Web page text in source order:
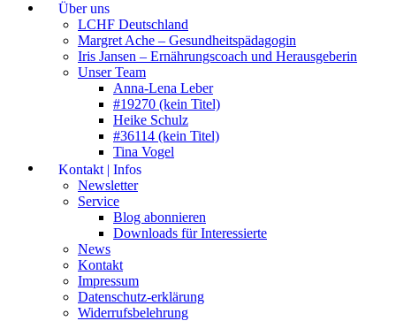
Über uns
LCHF Deutschland
Margret Ache – Gesundheitspädagogin
Iris Jansen – Ernährungscoach und Herausgeberin
Unser Team
Anna-Lena Leber
#19270 (kein Titel)
Heike Schulz
#36114 (kein Titel)
Tina Vogel
Kontakt | Infos
Newsletter
Service
Blog abonnieren
Downloads für Interessierte
News
Kontakt
Impressum
Datenschutz-erklärung
Widerrufsbelehrung